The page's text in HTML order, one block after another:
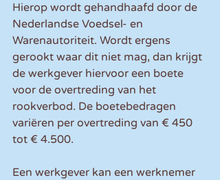
Hierop wordt gehandhaafd door de
Nederlandse Voedsel- en
Warenautoriteit. Wordt ergens
gerookt waar dit niet mag, dan krijgt
de werkgever hiervoor een boete
voor de overtreding van het
rookverbod. De boetebedragen
variëren per overtreding van € 450
tot € 4.500.
Een werkgever kan een werknemer